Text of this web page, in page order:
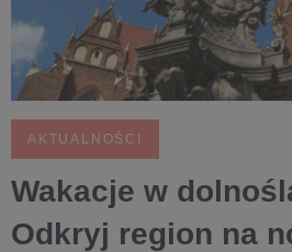
AKTUALNOŚCI
Wakacje w
Odkryj region na